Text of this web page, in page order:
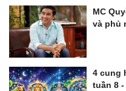
MC
và phủ
4 cung
tuần 8